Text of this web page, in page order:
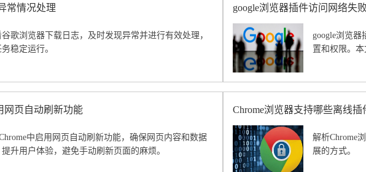
常情况处理
歌浏览器下载日志，及时发现异常并进行有效处理，
稳定运行。
google浏览器插件访问网络失
google浏览
置和权限。
网页自动刷新功能
中启用网页自动刷新功能，确保网页内容和数据
升用户体验，避免手动刷新页面的麻烦。
Chrome浏览器支持哪些离线插
解析Chrome
展的方式。